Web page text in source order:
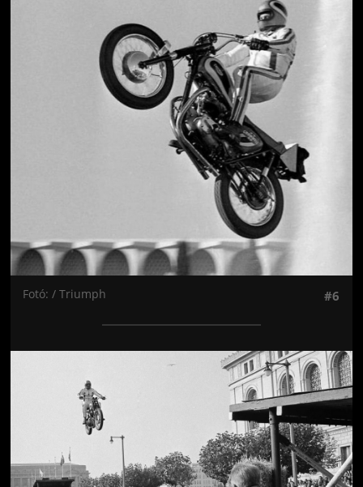
Fotó: / Triumph #6
Jön még kép!